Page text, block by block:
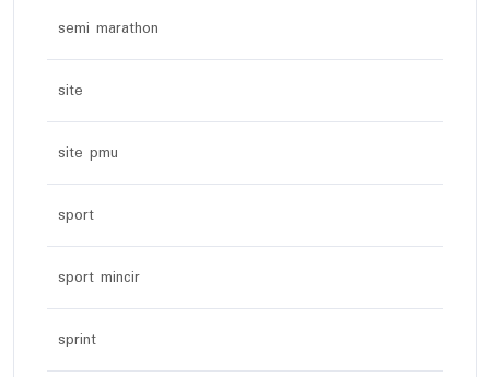
semi marathon
site
site pmu
sport
sport mincir
sprint